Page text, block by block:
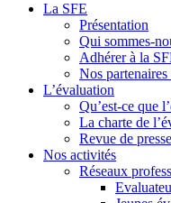
La SFE
Présentation
Qui sommes-
Adhérer à la
Nos partenaires
L’évaluation
Qu’est-ce que
La charte de
Revue de presse
Nos activités
Réseaux